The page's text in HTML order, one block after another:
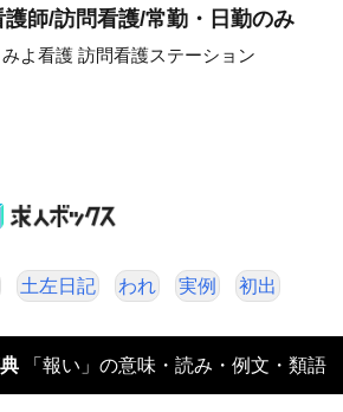
護師/訪問看護/常勤・日勤のみ
よ看護 訪問看護ステーション
土左日記 われ 実例 初出
「報い」の意味・読み・例文・類語